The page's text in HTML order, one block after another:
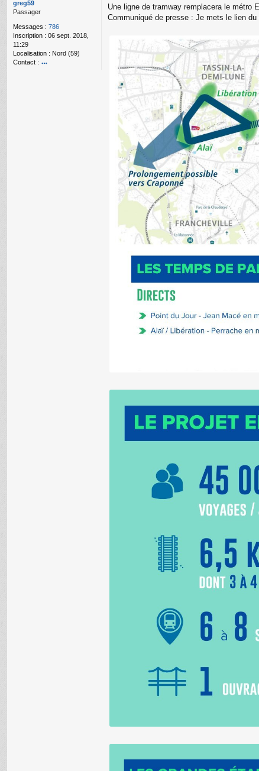
greg59
Passager
Messages : 786
Inscription : 06 sept. 2018,
11:29
Localisation : Nord (59)
Contact :
e
n
Une ligne de tramway remplacera le métro
Communiqué de presse : Je mets le lien